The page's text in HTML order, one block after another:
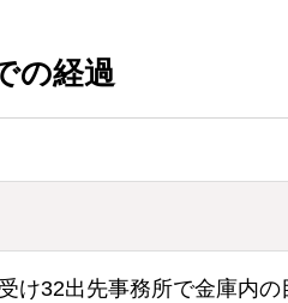
の経過
け32出先事務所で金庫内